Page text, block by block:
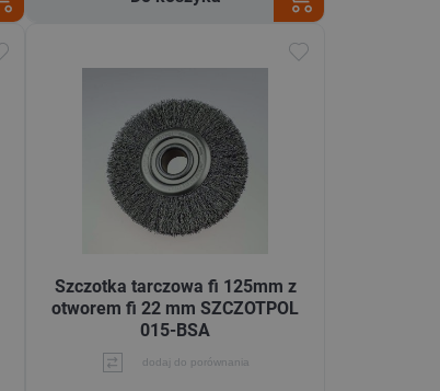
Szczotka tarczowa fi 125mm z
otworem fi 22 mm SZCZOTPOL
015-BSA
dodaj do porównania